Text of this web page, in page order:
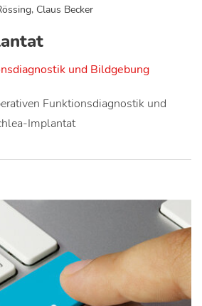
Claus Becker
und Bildgebung
Funktionsdiagnostik und
Implantat